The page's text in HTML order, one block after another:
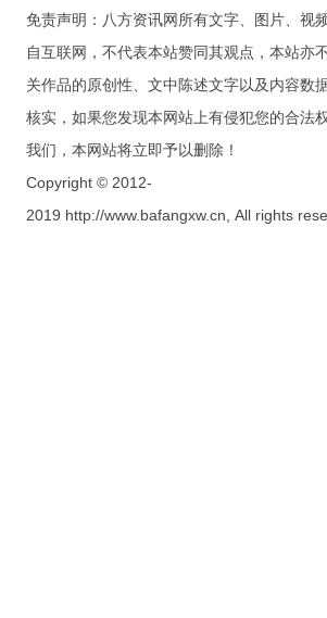
免责声明：八方资讯网所有文字、图片、视
自互联网，不代表本站赞同其观点，本站亦
关作品的原创性、文中陈述文字以及内容数
核实，如果您发现本网站上有侵犯您的合法
我们，本网站将立即予以删除！
Copyright © 2012-
2019 http://www.bafangxw.cn, All rights